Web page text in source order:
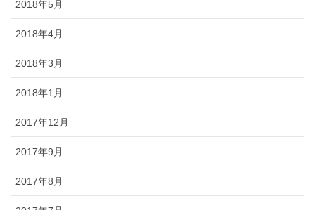
2018年5月
2018年4月
2018年3月
2018年1月
2017年12月
2017年9月
2017年8月